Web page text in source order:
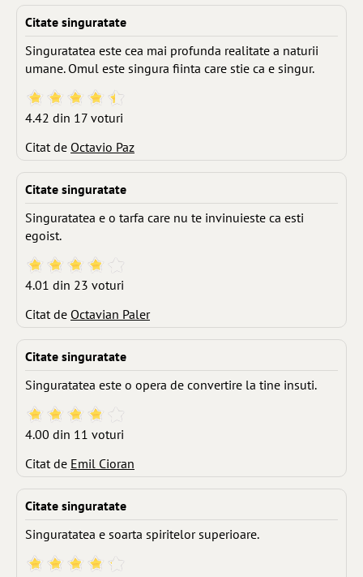
Citate singuratate
Singuratatea este cea mai profunda realitate a naturii
umane. Omul este singura fiinta care stie ca e singur.
4.42 din 17 voturi
Citat de Octavio Paz
Citate singuratate
Singuratatea e o tarfa care nu te invinuieste ca esti
egoist.
4.01 din 23 voturi
Citat de Octavian Paler
Citate singuratate
Singuratatea este o opera de convertire la tine insuti.
4.00 din 11 voturi
Citat de Emil Cioran
Citate singuratate
Singuratatea e soarta spiritelor superioare.